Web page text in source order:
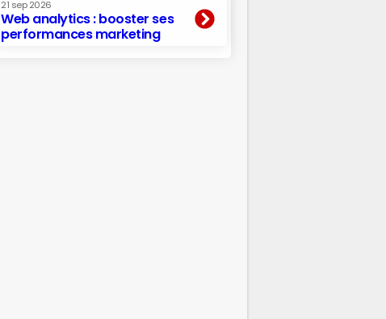
21 sep 2026
Web analytics : booster ses
performances marketing